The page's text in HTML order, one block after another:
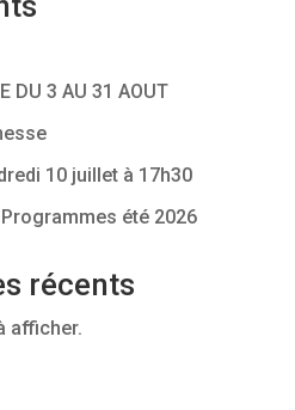
DU 3 AU 31 AOUT
10 juillet à 17h30
Programmes été 2026
récents
afficher.